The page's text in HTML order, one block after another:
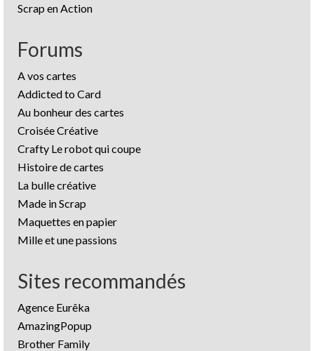
Scrap en Action
Forums
A vos cartes
Addicted to Card
Au bonheur des cartes
Croisée Créative
Crafty Le robot qui coupe
Histoire de cartes
La bulle créative
Made in Scrap
Maquettes en papier
Mille et une passions
Sites recommandés
Agence Eurêka
AmazingPopup
Brother Family